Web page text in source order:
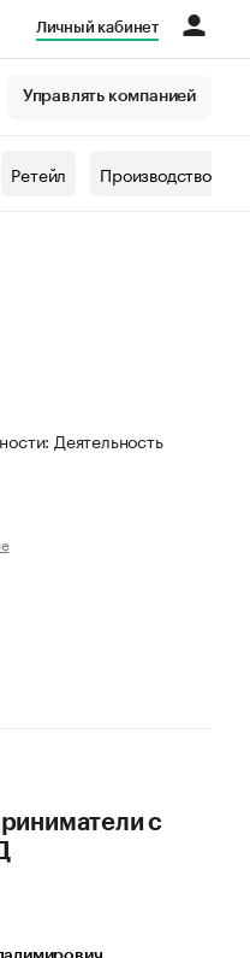
Личный кабинет
Управлять компанией
Ретейл Производство
Деятельность
с